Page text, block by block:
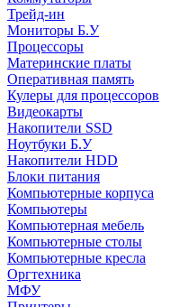
Трейд-ин
Мониторы Б.У
Процессоры
Материнские платы
Оперативная память
Кулеры для процессоров
Видеокарты
Накопители SSD
Ноутбуки Б.У
Накопители HDD
Блоки питания
Компьютерные корпуса
Компьютеры
Компьютерная мебель
Компьютерные столы
Компьютерные кресла
Оргтехника
МФУ